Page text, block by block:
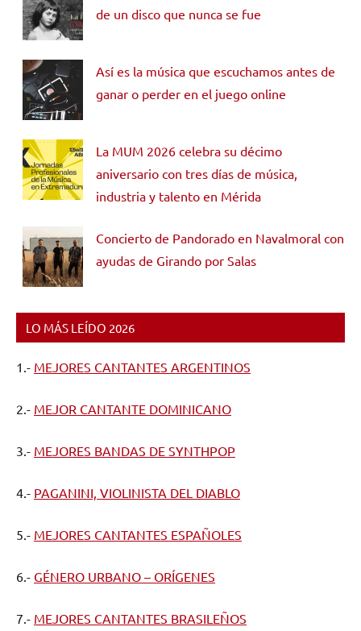
de un disco que nunca se fue
Así es la música que escuchamos antes de
ganar o perder en el juego online
La MUM 2026 celebra su décimo
aniversario con tres días de música,
industria y talento en Mérida
Concierto de Pandorado en Navalmoral con
ayudas de Girando por Salas
LO MÁS LEÍDO 2026
1.- MEJORES CANTANTES ARGENTINOS
2.- MEJOR CANTANTE DOMINICANO
3.- MEJORES BANDAS DE SYNTHPOP
4.- PAGANINI, VIOLINISTA DEL DIABLO
5.- MEJORES CANTANTES ESPAÑOLES
6.- GÉNERO URBANO – ORÍGENES
7.- MEJORES CANTANTES BRASILEÑOS